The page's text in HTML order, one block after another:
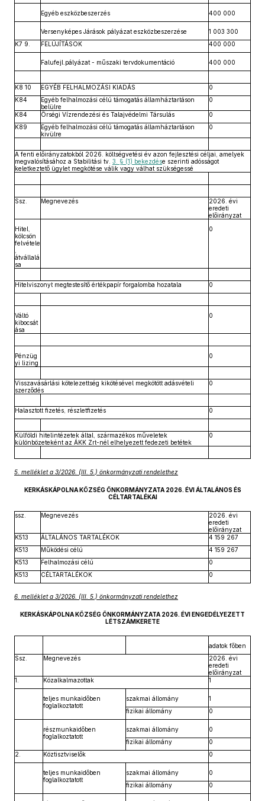
Egyéb eszközbeszerzés 400 000
Versenyképes Járások pályázat eszközbeszerzése
1 003 300
K7 9.
FELÚJÍTÁSOK 400 000
Falufejl.pályázat - műszaki tervdokumentáció 400 000
K8 10 EGYÉB FELHALMOZÁSI KIADÁS
0
K84
Egyéb felhalmozási célú támogatás államháztartáson
belülre
0
K84 Őrségi Vízrendezési és Talajvédelmi Társulás
0
K89
Egyéb felhalmozási célú támogatás államháztartáson
kivülre
0
A fenti előirányzatokból 2026. költségvetési év azon fejlesztési céljai, amelyek
megvalósításához a Stabilitási tv. 3. § (1) bekezdése szerinti adósságot
keletkeztető ügylet megkötése válik vagy válhat szükségessé
Ssz. Megnevezés
2026. évi
eredeti
előirányzat
Hitel,
kölcsön
felvétele
átvállalá
sa
0
Hitelviszonyt megtestesítő értékpapír forgalomba hozatala 0
Váltó
kibocsát
ása
0
Pénzüg
yi lizing
0
Visszavásárlási kötelezettség kikötésével megkötött adásvételi
szerződés
0
Halasztott fizetés, részletfizetés 0
Külföldi hitelintézetek által, származékos műveletek
különbözeteként az ÁKK Zrt-nél elhelyezett fedezeti betétek
0
5. melléklet a 3/2026. (III. 5.) önkormányzati rendelethez
KERKÁSKÁPOLNA KÖZSÉG ÖNKORMÁNYZATA 2026. ÉVI ÁLTALÁNOS ÉS
CÉLTARTALÉKAI
ssz. Megnevezés
2026. évi
eredeti
előirányzat
K513
ÁLTALÁNOS TARTALÉKOK
4 159 267
K513
Működési célú
4 159 267
K513
Felhalmozási célú
0
K513
CÉLTARTALÉKOK 0
6. melléklet a 3/2026. (III. 5.) önkormányzati rendelethez
KERKÁSKÁPOLNA KÖZSÉG ÖNKORMÁNYZATA 2026. ÉVI ENGEDÉLYEZETT
LÉTSZÁMKERETE
adatok főben
Ssz.
Megnevezés
2026. évi
eredeti
előirányzat
1.
Közalkalmazottak 1
teljes munkaidőben
foglalkoztatott
szakmai állomány
1
fizikai állomány
0
részmunkaidőben
foglalkoztatott
szakmai állomány
0
fizikai állomány
0
2.
Köztisztviselők 0
teljes munkaidőben
foglalkoztatott
szakmai állomány
0
fizikai állomány
0